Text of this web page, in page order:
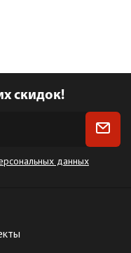
скидок!
данных